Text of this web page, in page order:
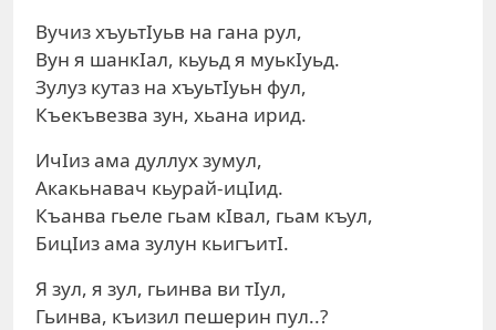
Вучиз хъуьтIуьв на гана рул,
Вун я шанкIал, кьуьд я муькIуьд.
Зулуз кутаз на хъуьтIуьн фул,
Къекъвезва зун, хьана ирид.
ИчIиз ама дуллух зумул,
Акакьнавач кьурай-ицIид.
Къанва гьеле гьам кIвал, гьам къул,
БицIиз ама зулун кьигъитI.
Я зул, я зул, гьинва ви тIул,
Гьинва, къизил пешерин пул..?